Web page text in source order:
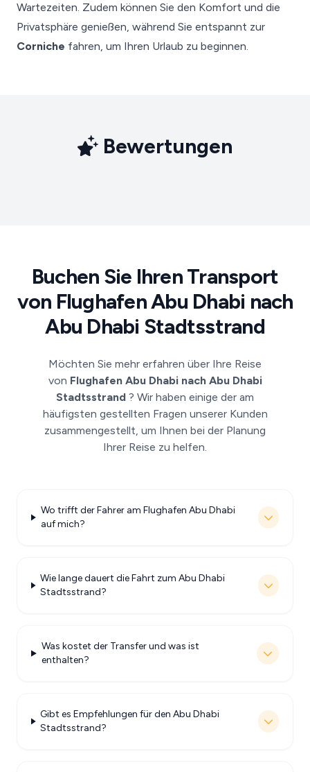
Wartezeiten. Zudem können Sie den Komfort und die
Privatsphäre genießen, während Sie entspannt zur
Corniche fahren, um Ihren Urlaub zu beginnen.
Bewertungen
Buchen Sie Ihren Transport
von Flughafen Abu Dhabi nach
Abu Dhabi Stadtsstrand
Möchten Sie mehr erfahren über Ihre Reise
von Flughafen Abu Dhabi nach Abu Dhabi
Stadtsstrand ? Wir haben einige der am
häufigsten gestellten Fragen unserer Kunden
zusammengestellt, um Ihnen bei der Planung
Ihrer Reise zu helfen.
Wo trifft der Fahrer am Flughafen Abu Dhabi
auf mich?
Wie lange dauert die Fahrt zum Abu Dhabi
Stadtsstrand?
Was kostet der Transfer und was ist
enthalten?
Gibt es Empfehlungen für den Abu Dhabi
Stadtsstrand?